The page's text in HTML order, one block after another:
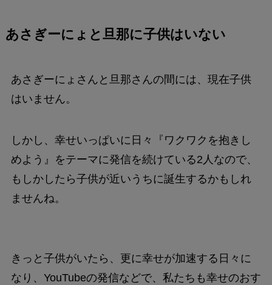
あさぎーにょと旦那に子供はいない
あさぎーにょさんと旦那さんの間には、現在子供
はいません。
しかし、幸せいっぱいに日々『ワクワクを抱きし
めよう』をテーマに発信を続けている2人なので、
もしかしたら子供が近いうちに誕生するかもしれ
ませんね。
きっと子供がいたら、更に幸せが加速する日々に
なり、YouTubeの発信などで、私たちも幸せのおす